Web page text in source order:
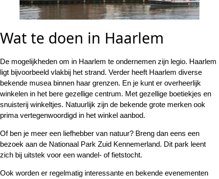
Wat te doen in Haarlem
De mogelijkheden om in Haarlem te ondernemen zijn legio. Haarlem
ligt bijvoorbeeld vlakbij het strand. Verder heeft Haarlem diverse
bekende musea binnen haar grenzen. En je kunt er overheerlijk
winkelen in het bere gezellige centrum. Met gezellige boetiekjes en
snuisterij winkeltjes. Natuurlijk zijn de bekende grote merken ook
prima vertegenwoordigd in het winkel aanbod.
Of ben je meer een liefhebber van natuur? Breng dan eens een
bezoek aan de Nationaal Park Zuid Kennemerland. Dit park leent
zich bij uitstek voor een wandel- of fietstocht.
Ook worden er regelmatig interessante en bekende evenementen